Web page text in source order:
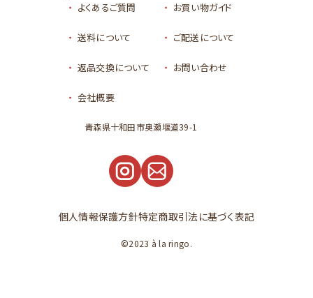
よくあるご質問 お買い物ガイド
送料について ご配送について
返品交換について お問い合わせ
会社概要
青森県十和田市奥瀬堰道39-1
個人情報保護方針特定商取引法に基づく表記
©2023 à la ringo.